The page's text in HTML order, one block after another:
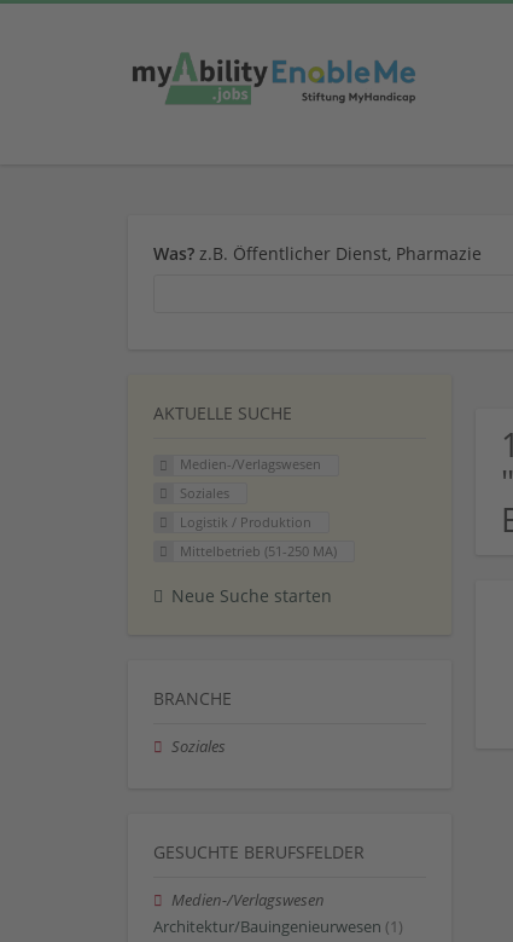
Was? z.B. Öffentlicher Dienst, Pharmazie
AKTUELLE SUCHE
Medien-/Verlagswesen
Soziales
Logistik / Produktion
Mittelbetrieb (51-250 MA)
Neue Suche starten
BRANCHE
Soziales
GESUCHTE BERUFSFELDER
Medien-/Verlagswesen
Architektur/Bauingenieurwesen (1)